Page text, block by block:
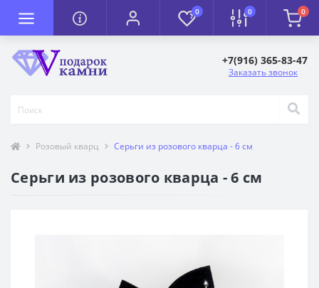
0 0 0
+7(916) 365-83-47
Заказать звонок
Розовый кварц Серьги из розового кварца - 6 см
Серьги из розового кварца - 6 см